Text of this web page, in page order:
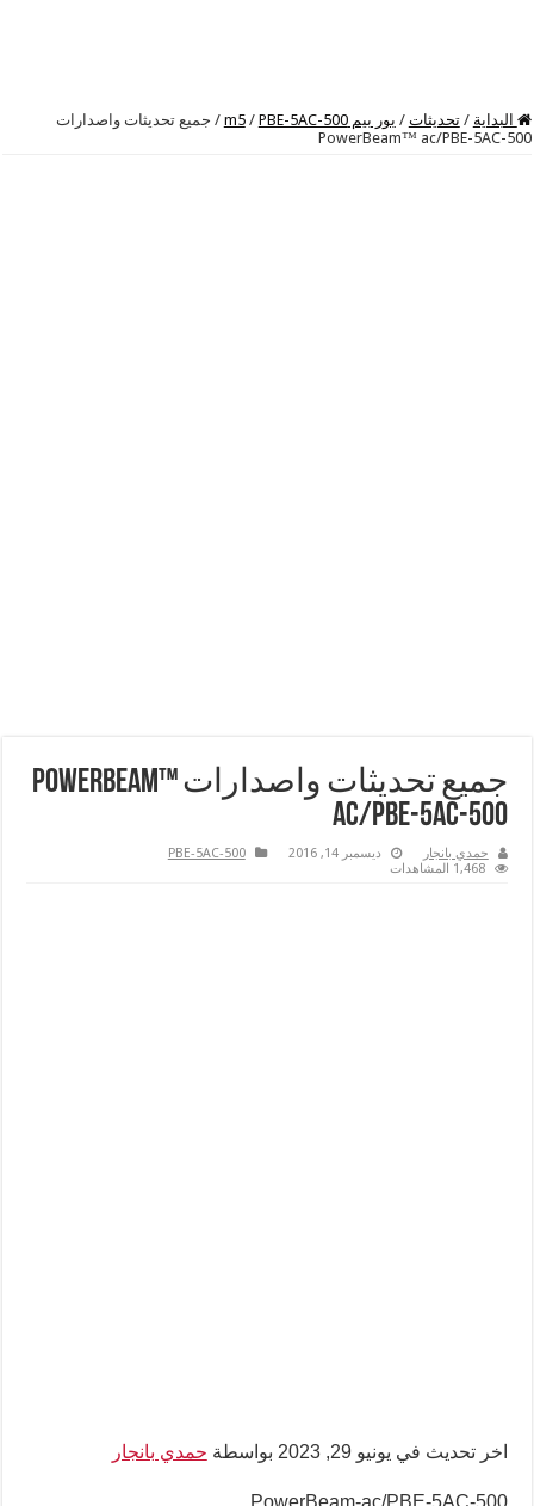
البداية / تحديثات / بور بيم m5 / PBE-5AC-500
/ جميع تحديثات واصدارات
PowerBeam™ ac/PBE-5AC-500
جميع تحديثات واصدارات PowerBeam™
ac/PBE-5AC-500
حمدي بانجار ديسمبر 14, 2016
PBE-5AC-500
1,468 المشاهدات
اخر تحديث في يونيو 29, 2023 بواسطة حمدي بانجار
PowerBeam-ac/PBE-5AC-500